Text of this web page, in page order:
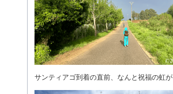
サンティアゴ到着の直前、なんと祝福の虹が